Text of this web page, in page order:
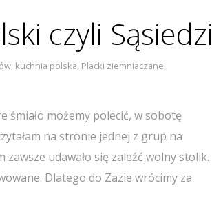
czyli Sąsiedzi
, kuchnia polska, Placki ziemniaczane,
śmiało możemy polecić, w sobotę
na stronie jednej z grup na
udawało się zaleźć wolny stolik.
Dlatego do Zazie wrócimy za